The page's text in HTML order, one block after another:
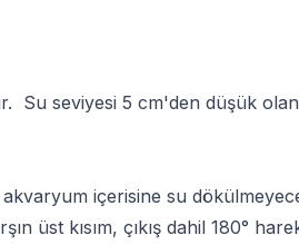
Su seviyesi 5 cm'den düşük
içerisine su
üst kısım, çıkış dahil 180°